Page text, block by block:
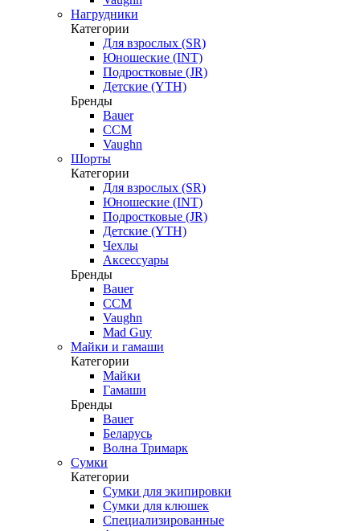
Нагрудники
Категории
Для взрослых (SR)
Юношеские (INT)
Подростковые (JR)
Детские (YTH)
Бренды
Bauer
CCM
Vaughn
Шорты
Категории
Для взрослых (SR)
Юношеские (INT)
Подростковые (JR)
Детские (YTH)
Чехлы
Аксессуары
Бренды
Bauer
CCM
Vaughn
Mad Guy
Майки и гамаши
Категории
Майки
Гамаши
Бренды
Bauer
Беларусь
Волна Тримарк
Сумки
Категории
Сумки для экипировки
Сумки для клюшек
Специализированные